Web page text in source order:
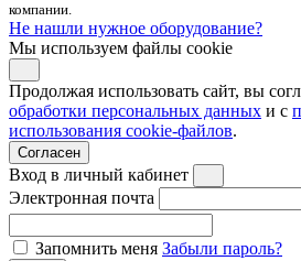
компании.
Не нашли нужное оборудование?
Мы используем файлы cookie
Продолжая использовать сайт, вы
обработки персональных данных и с
использования cookie-файлов.
Согласен
Вход в личный кабинет
Электронная почта
Запомнить меня Забыли пароль?